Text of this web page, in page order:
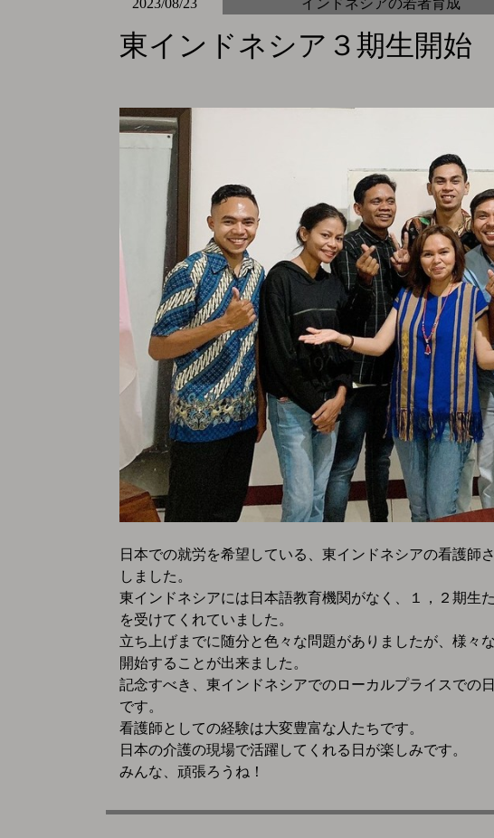
2023/08/23 インドネシアの若者育成
東インドネシア３期生開始
日本での就労を希望している、東インドネシアの看護師
しました。
東インドネシアには日本語教育機関がなく、１，２期生
を受けてくれていました。
立ち上げまでに随分と色々な問題がありましたが、様々
開始することが出来ました。
記念すべき、東インドネシアでのローカルプライスでの
です。
看護師としての経験は大変豊富な人たちです。
日本の介護の現場で活躍してくれる日が楽しみです。
みんな、頑張ろうね！